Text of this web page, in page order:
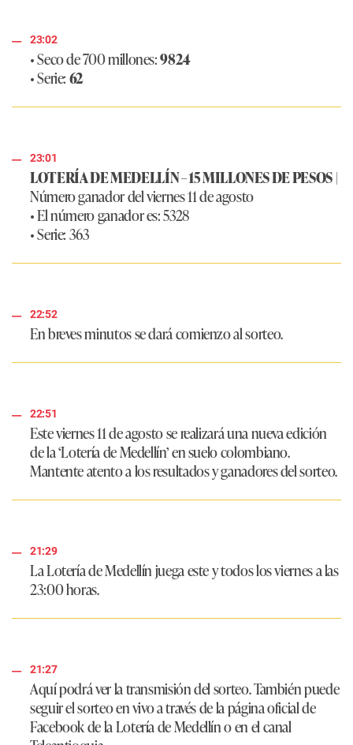
23:02
• Seco de 700 millones:9824
• Serie:62
23:01
LOTERÍA DE MEDELLÍN – 15 MILLONES DE PESOS|
Número ganador del viernes 11 de agosto
• El número ganador es: 5328
• Serie: 363
22:52
En breves minutos se dará comienzo al sorteo.
22:51
Este viernes 11 de agosto se realizará una nueva edición
de la ‘Lotería de Medellín’ en suelo colombiano.
Mantente atento a los resultados y ganadores del sorteo.
21:29
La Lotería de Medellín juega este y todos los viernes a las
23:00 horas.
21:27
Aquí podrá ver la transmisión del sorteo. También puede
seguir el sorteo en vivo a través de la página oficial de
Facebook de la Lotería de Medellín o en el canal